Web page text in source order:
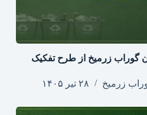
گوراب زرمیخ از طرح تفکیک
زرمیخ
۲۸ تیر ۱۴۰۵